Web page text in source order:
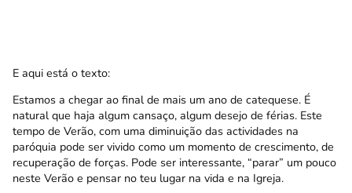
E aqui está o texto:
Estamos a chegar ao final de mais um ano de catequese. É
natural que haja algum cansaço, algum desejo de férias. Este
tempo de Verão, com uma diminuição das actividades na
paróquia pode ser vivido como um momento de crescimento, de
recuperação de forças. Pode ser interessante, “parar” um pouco
neste Verão e pensar no teu lugar na vida e na Igreja.